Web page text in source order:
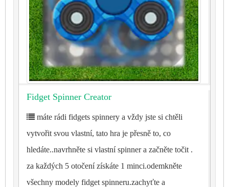
Fidget Spinner Creator
máte rádi fidgets spinnery a vždy jste si chtěli
vytvořit svou vlastní, tato hra je přesně to, co
hledáte..navrhněte si vlastní spinner a začněte točit .
za každých 5 otočení získáte 1 minci.odemkněte
všechny modely fidget spinneru.zachyťte a